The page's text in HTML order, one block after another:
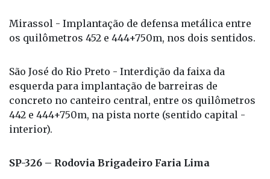
Mirassol - Implantação de defensa metálica entre
os quilômetros 452 e 444+750m, nos dois sentidos.
São José do Rio Preto - Interdição da faixa da
esquerda para implantação de barreiras de
concreto no canteiro central, entre os quilômetros
442 e 444+750m, na pista norte (sentido capital -
interior).
SP-326 – Rodovia Brigadeiro Faria Lima